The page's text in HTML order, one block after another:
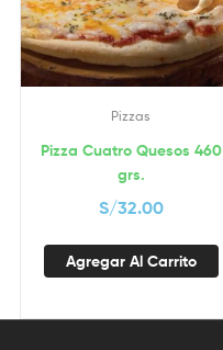
Pizzas
Pizza Cuatro Quesos 460
grs.
S/32.00
Agregar Al Carrito